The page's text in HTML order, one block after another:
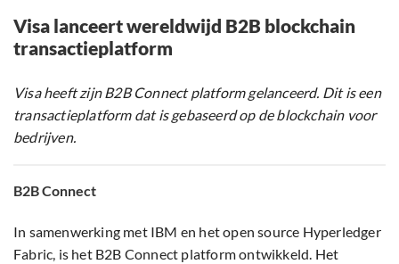
Visa lanceert wereldwijd B2B blockchain
transactieplatform
Visa heeft zijn B2B Connect platform gelanceerd. Dit is een
transactieplatform dat is gebaseerd op de blockchain voor
bedrijven.
B2B Connect
In samenwerking met IBM en het open source Hyperledger
Fabric, is het B2B Connect platform ontwikkeld. Het